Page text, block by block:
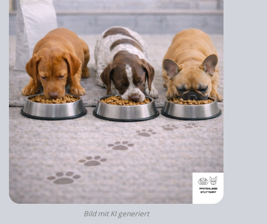
Bild mit KI generiert